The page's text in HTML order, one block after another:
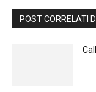
POST CORRELATI